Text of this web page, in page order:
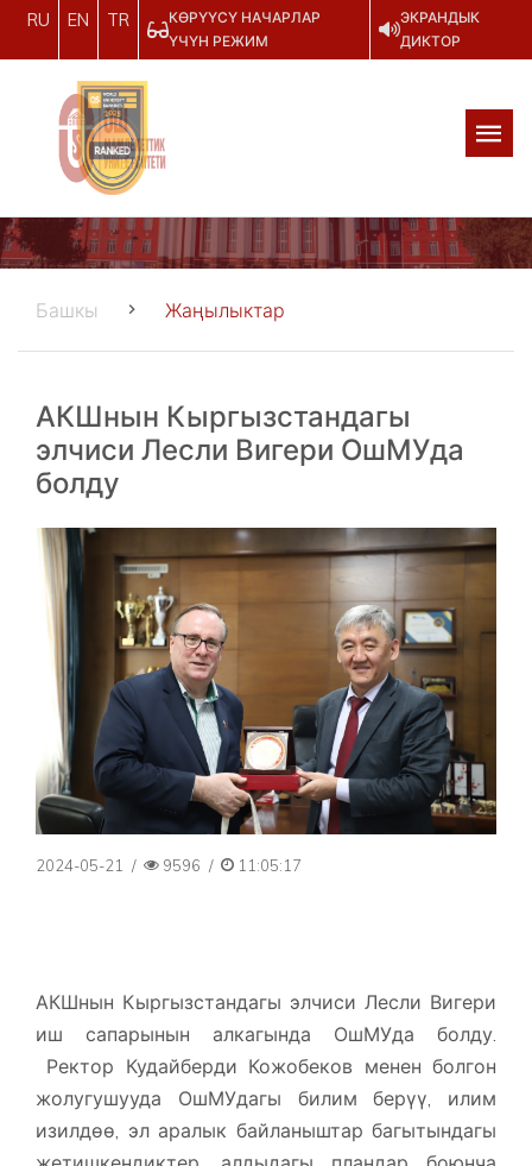
RU EN TR
КӨРҮҮСҮ НАЧАРЛАР
ҮЧҮН РЕЖИМ
ЭКРАНДЫК
ДИКТОР
Башкы Жаңылыктар
АКШнын Кыргызстандагы
элчиси Лесли Вигери ОшМУда
болду
2024-05-21 / 9596 / 11:05:17
АКШнын Кыргызстандагы элчиси Лесли Вигери
иш сапарынын алкагында ОшМУда болду.
Ректор Кудайберди Кожобеков менен болгон
жолугушууда ОшМУдагы билим берүү, илим
изилдөө, эл аралык байланыштар багытындагы